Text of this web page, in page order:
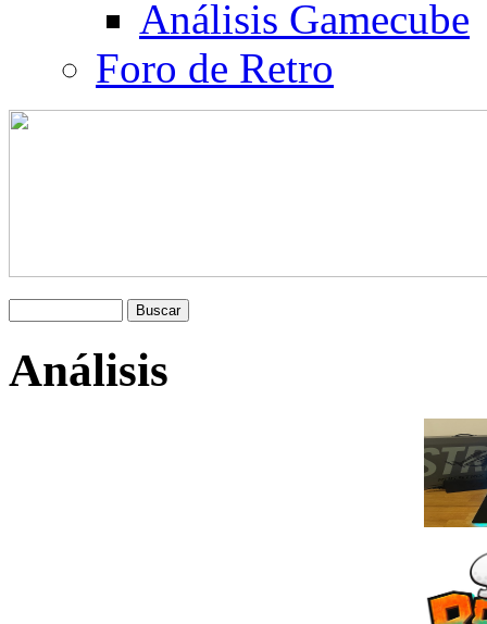
Análisis Gamecube
Foro de Retro
Análisis